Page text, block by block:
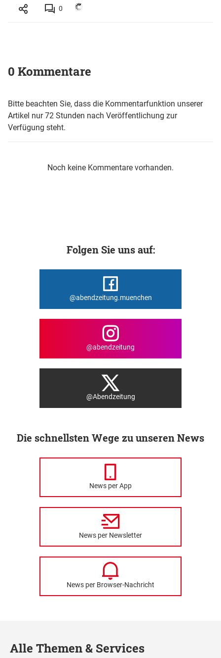
0
0 Kommentare
Bitte beachten Sie, dass die Kommentarfunktion unserer
Artikel nur 72 Stunden nach Veröffentlichung zur
Verfügung steht.
Noch keine Kommentare vorhanden.
Folgen Sie uns auf:
@abendzeitung.muenchen
@abendzeitung
@Abendzeitung
Die schnellsten Wege zu unseren News
News per App
News per Newsletter
News per Browser-Nachricht
Alle Themen & Services